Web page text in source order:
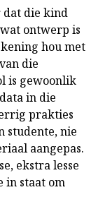
dat die kind
ontwerp is
hou met
die
is gewoonlik
in die
prakties
studente, nie
aangepas.
ekstra lesse
in staat om